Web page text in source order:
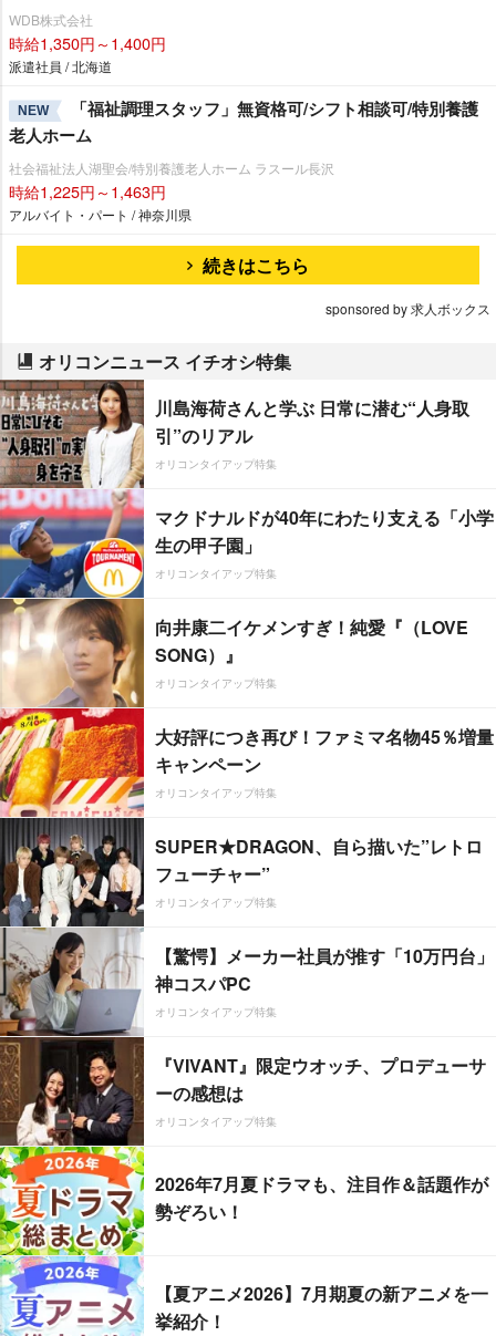
WDB株式会社
時給1,350円～1,400円
派遣社員 / 北海道
NEW
「福祉調理スタッフ」無資格可/シフト相談可/特別養護
老人ホーム
社会福祉法人湖聖会/特別養護老人ホーム ラスール長沢
時給1,225円～1,463円
アルバイト・パート / 神奈川県
続きはこちら
sponsored by 求人ボックス
オリコンニュース イチオシ特集
川島海荷さんと学ぶ 日常に潜む“人身取
引”のリアル
オリコンタイアップ特集
マクドナルドが40年にわたり支える「小学
生の甲子園」
オリコンタイアップ特集
向井康二イケメンすぎ！純愛『（LOVE
SONG）』
オリコンタイアップ特集
大好評につき再び！ファミマ名物45％増量
キャンペーン
オリコンタイアップ特集
SUPER★DRAGON、自ら描いた”レトロ
フューチャー”
オリコンタイアップ特集
【驚愕】メーカー社員が推す「10万円台」
神コスパPC
オリコンタイアップ特集
『VIVANT』限定ウオッチ、プロデューサ
ーの感想は
オリコンタイアップ特集
2026年7月夏ドラマも、注目作＆話題作が
勢ぞろい！
【夏アニメ2026】7月期夏の新アニメを一
挙紹介！